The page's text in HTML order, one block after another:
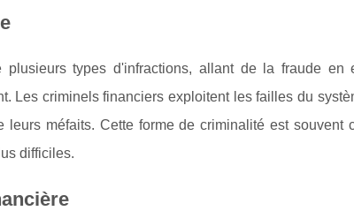
plusieurs types d'infractions, allant de la fraude en
Les criminels financiers exploitent les failles du
méfaits. Cette forme de criminalité est souvent
difficiles.